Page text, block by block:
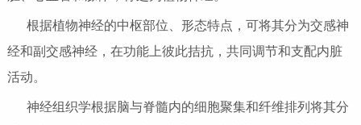
根据植物神经的中枢部位、形态特点，可将其分为交感神
经和副交感神经，在功能上彼此拮抗，共同调节和支配内脏
活动。
神经组织学根据脑与脊髓内的细胞聚集和纤维排列将其分